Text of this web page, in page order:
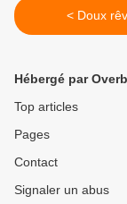
< Doux
Hébergé par
Top articles
Pages
Contact
Signaler un abus